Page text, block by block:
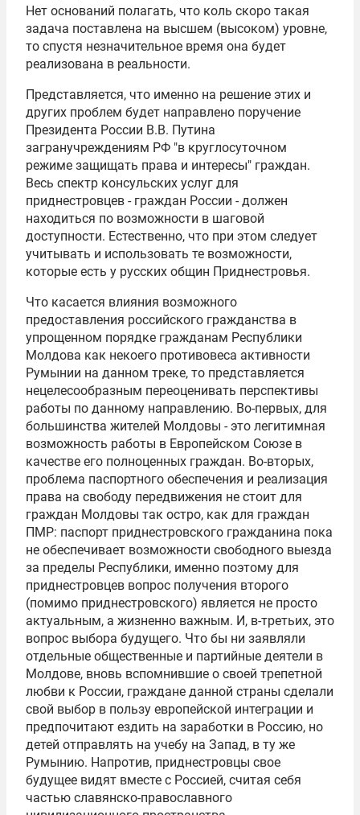
Нет оснований полагать, что коль скоро такая
задача поставлена на высшем (высоком) уровне,
то спустя незначительное время она будет
реализована в реальности.
Представляется, что именно на решение этих и
других проблем будет направлено поручение
Президента России В.В. Путина
загранучреждениям РФ "в круглосуточном
режиме защищать права и интересы" граждан.
Весь спектр консульских услуг для
приднестровцев - граждан России - должен
находиться по возможности в шаговой
доступности. Естественно, что при этом следует
учитывать и использовать те возможности,
которые есть у русских общин Приднестровья.
Что касается влияния возможного
предоставления российского гражданства в
упрощенном порядке гражданам Республики
Молдова как некоего противовеса активности
Румынии на данном треке, то представляется
нецелесообразным переоценивать перспективы
работы по данному направлению. Во-первых, для
большинства жителей Молдовы - это легитимная
возможность работы в Европейском Союзе в
качестве его полноценных граждан. Во-вторых,
проблема паспортного обеспечения и реализация
права на свободу передвижения не стоит для
граждан Молдовы так остро, как для граждан
ПМР: паспорт приднестровского гражданина пока
не обеспечивает возможности свободного выезда
за пределы Республики, именно поэтому для
приднестровцев вопрос получения второго
(помимо приднестровского) является не просто
актуальным, а жизненно важным. И, в-третьих, это
вопрос выбора будущего. Что бы ни заявляли
отдельные общественные и партийные деятели в
Молдове, вновь вспомнившие о своей трепетной
любви к России, граждане данной страны сделали
свой выбор в пользу европейской интеграции и
предпочитают ездить на заработки в Россию, но
детей отправлять на учебу на Запад, в ту же
Румынию. Напротив, приднестровцы свое
будущее видят вместе с Россией, считая себя
частью славянско-православного